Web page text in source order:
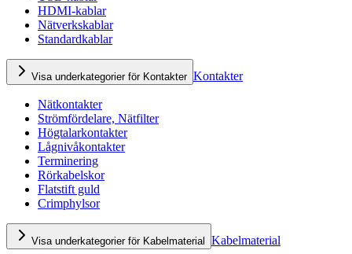
HDMI-kablar
Nätverkskablar
Standardkablar
Visa underkategorier för Kontakter Kontakter
Nätkontakter
Strömfördelare, Nätfilter
Högtalarkontakter
Lågnivåkontakter
Terminering
Rörkabelskor
Flatstift guld
Crimphylsor
Visa underkategorier för Kabelmaterial Kabelmaterial